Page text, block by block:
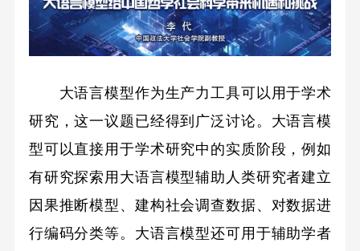
大语言模型作为生产力工具可以用于学术
研究，这一议题已经得到广泛讨论。大语言模
型可以直接用于学术研究中的实质阶段，例如
有研究探索用大语言模型辅助人类研究者建立
因果推断模型、建构社会调查数据、对数据进
行编码分类等。大语言模型还可用于辅助学者